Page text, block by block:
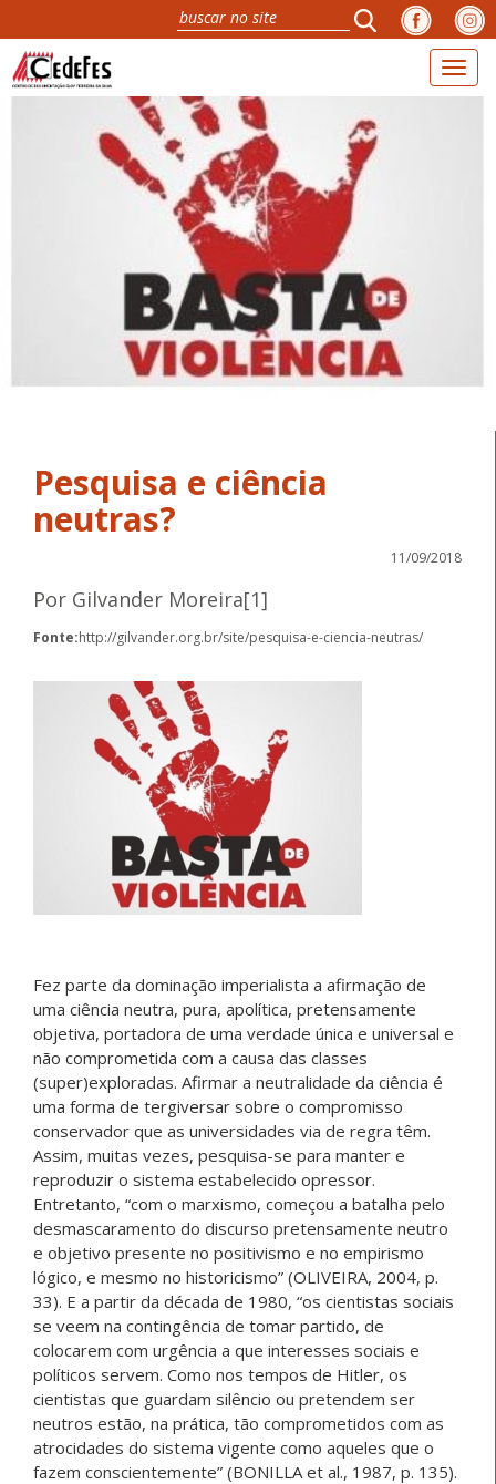
Pesquisa e ciência
neutras?
11/09/2018
Por Gilvander Moreira[1]
Fonte:http://gilvander.org.br/site/pesquisa-e-ciencia-neutras/
Fez parte da dominação imperialista a afirmação de
uma ciência neutra, pura, apolítica, pretensamente
objetiva, portadora de uma verdade única e universal e
não comprometida com a causa das classes
(super)exploradas. Afirmar a neutralidade da ciência é
uma forma de tergiversar sobre o compromisso
conservador que as universidades via de regra têm.
Assim, muitas vezes, pesquisa-se para manter e
reproduzir o sistema estabelecido opressor.
Entretanto, “com o marxismo, começou a batalha pelo
desmascaramento do discurso pretensamente neutro
e objetivo presente no positivismo e no empirismo
lógico, e mesmo no historicismo” (OLIVEIRA, 2004, p.
33). E a partir da década de 1980, “os cientistas sociais
se veem na contingência de tomar partido, de
colocarem com urgência a que interesses sociais e
políticos servem. Como nos tempos de Hitler, os
cientistas que guardam silêncio ou pretendem ser
neutros estão, na prática, tão comprometidos com as
atrocidades do sistema vigente como aqueles que o
fazem conscientemente” (BONILLA et al., 1987, p. 135).